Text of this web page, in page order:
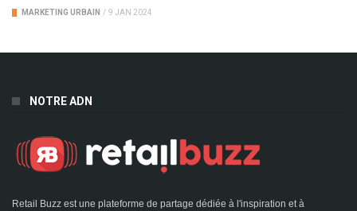
MARKETING URBAIN / 9 JAN 2024
NOTRE ADN
Retail Buzz est une plateforme de partage dédiée à l'inspiration et à